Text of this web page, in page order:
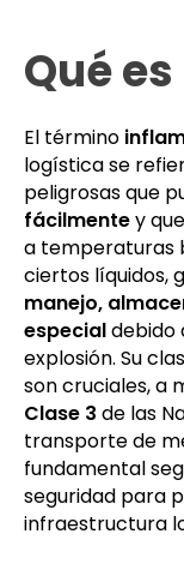
Qué
El término
logística se
peligrosas que
fácilmentey
a temperaturas
ciertos líquidos,
manejo,
especialdebido
explosión. Su
son cruciales, a
Clase 3 de las
transporte de
fundamental
seguridad para
infraestructura